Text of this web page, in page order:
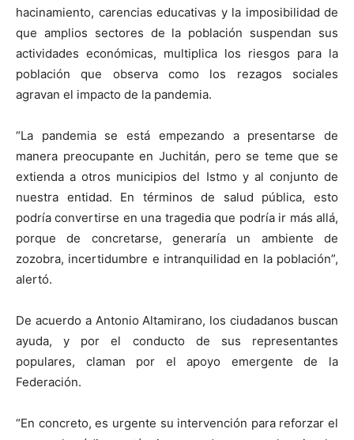
hacinamiento, carencias educativas y la imposibilidad de
que amplios sectores de la población suspendan sus
actividades económicas, multiplica los riesgos para la
población que observa como los rezagos sociales
agravan el impacto de la pandemia.
“La pandemia se está empezando a presentarse de
manera preocupante en Juchitán, pero se teme que se
extienda a otros municipios del Istmo y al conjunto de
nuestra entidad. En términos de salud pública, esto
podría convertirse en una tragedia que podría ir más allá,
porque de concretarse, generaría un ambiente de
zozobra, incertidumbre e intranquilidad en la población”,
alertó.
De acuerdo a Antonio Altamirano, los ciudadanos buscan
ayuda, y por el conducto de sus representantes
populares, claman por el apoyo emergente de la
Federación.
“En concreto, es urgente su intervención para reforzar el